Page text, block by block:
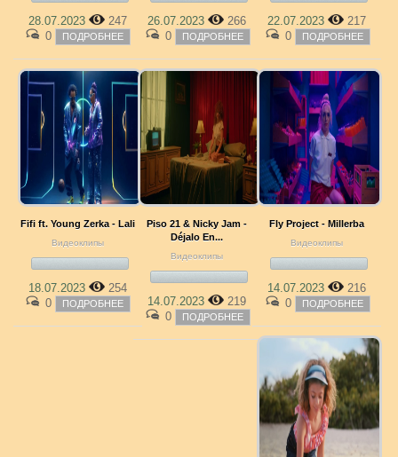
28.07.2023
247
0
ПОДРОБНЕЕ
26.07.2023
266
0
ПОДРОБНЕЕ
22.07.2023
217
0
ПОДРОБНЕЕ
Fifi ft. Young Zerka - Lali
Видеоклипы
18.07.2023
254
0
ПОДРОБНЕЕ
Piso 21 & Nicky Jam -
Déjalo En...
Видеоклипы
14.07.2023
219
0
ПОДРОБНЕЕ
Fly Project - Millerba
Видеоклипы
14.07.2023
216
0
ПОДРОБНЕЕ